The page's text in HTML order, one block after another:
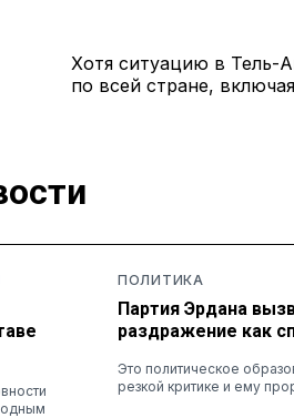
Хотя ситуацию в Тель-
по всей стране,
ПОЛИТИКА
Партия Эрдана
раздражение как
Это политическое
резкой критике и ему